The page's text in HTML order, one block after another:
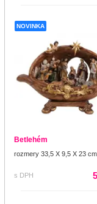
NOVINKA
Betlehém
rozmery 33,5 X 9,5 X 23 cm
s DPH